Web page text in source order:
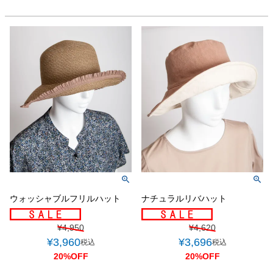
ウォッシャブルフリルハット
¥4,950
¥3,960税込
20%OFF
ナチュラルリバハット
¥4,620
¥3,696税込
20%OFF